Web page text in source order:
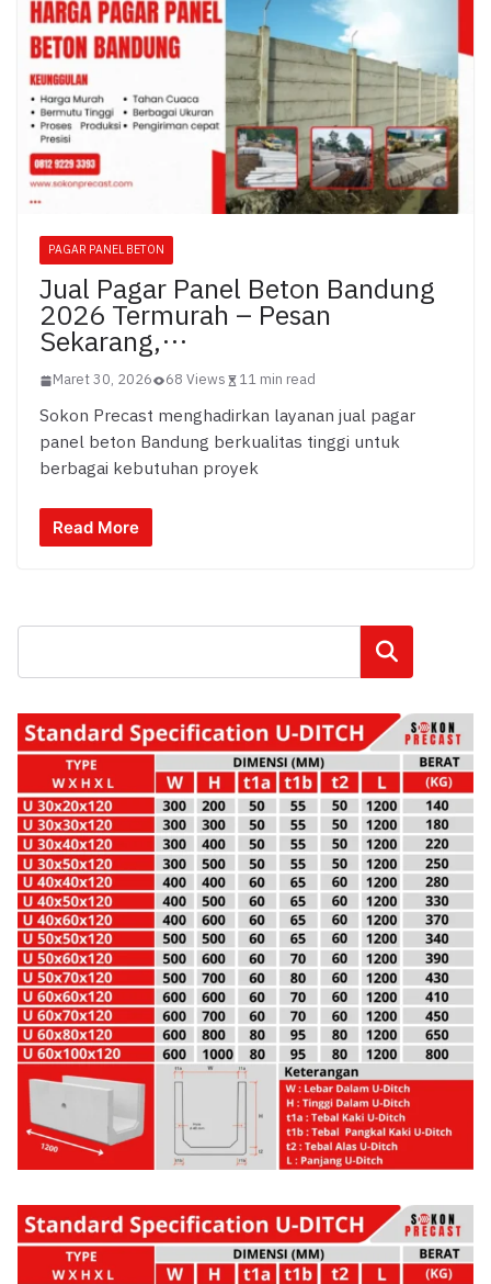
PAGAR PANEL BETON
Jual Pagar Panel Beton Bandung
2026 Termurah – Pesan
Sekarang,…
Maret 30, 2026 68 Views 11 min read
Sokon Precast menghadirkan layanan jual pagar
panel beton Bandung berkualitas tinggi untuk
berbagai kebutuhan proyek
Read More
Cari